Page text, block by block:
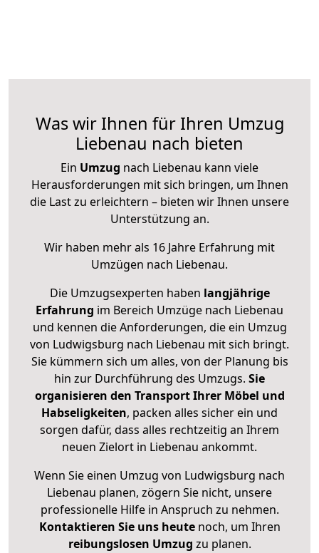
Was wir Ihnen für Ihren Umzug
Liebenau nach bieten
Ein Umzug nach Liebenau kann viele
Herausforderungen mit sich bringen, um Ihnen
die Last zu erleichtern – bieten wir Ihnen unsere
Unterstützung an.
Wir haben mehr als 16 Jahre Erfahrung mit
Umzügen nach Liebenau.
Die Umzugsexperten haben langjährige
Erfahrung im Bereich Umzüge nach Liebenau
und kennen die Anforderungen, die ein Umzug
von Ludwigsburg nach Liebenau mit sich bringt.
Sie kümmern sich um alles, von der Planung bis
hin zur Durchführung des Umzugs. Sie
organisieren den Transport Ihrer Möbel und
Habseligkeiten, packen alles sicher ein und
sorgen dafür, dass alles rechtzeitig an Ihrem
neuen Zielort in Liebenau ankommt.
Wenn Sie einen Umzug von Ludwigsburg nach
Liebenau planen, zögern Sie nicht, unsere
professionelle Hilfe in Anspruch zu nehmen.
Kontaktieren Sie uns heutenoch, um Ihren
reibungslosen Umzug zu planen.